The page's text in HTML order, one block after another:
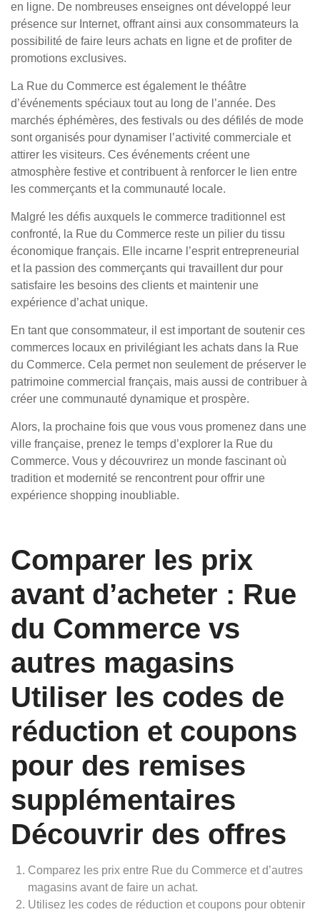
en ligne. De nombreuses enseignes ont développé leur
présence sur Internet, offrant ainsi aux consommateurs la
possibilité de faire leurs achats en ligne et de profiter de
promotions exclusives.
La Rue du Commerce est également le théâtre
d’événements spéciaux tout au long de l’année. Des
marchés éphémères, des festivals ou des défilés de mode
sont organisés pour dynamiser l’activité commerciale et
attirer les visiteurs. Ces événements créent une
atmosphère festive et contribuent à renforcer le lien entre
les commerçants et la communauté locale.
Malgré les défis auxquels le commerce traditionnel est
confronté, la Rue du Commerce reste un pilier du tissu
économique français. Elle incarne l’esprit entrepreneurial
et la passion des commerçants qui travaillent dur pour
satisfaire les besoins des clients et maintenir une
expérience d’achat unique.
En tant que consommateur, il est important de soutenir ces
commerces locaux en privilégiant les achats dans la Rue
du Commerce. Cela permet non seulement de préserver le
patrimoine commercial français, mais aussi de contribuer à
créer une communauté dynamique et prospère.
Alors, la prochaine fois que vous vous promenez dans une
ville française, prenez le temps d’explorer la Rue du
Commerce. Vous y découvrirez un monde fascinant où
tradition et modernité se rencontrent pour offrir une
expérience shopping inoubliable.
Comparer les prix
avant d’acheter : Rue
du Commerce vs
autres magasins
Utiliser les codes de
réduction et coupons
pour des remises
supplémentaires
Découvrir des offres
Comparez les prix entre Rue du Commerce et d’autres
magasins avant de faire un achat.
Utilisez les codes de réduction et coupons pour obtenir